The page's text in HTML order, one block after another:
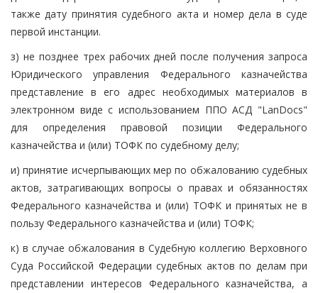
также дату принятия судебного акта и номер дела в суде
первой инстанции.
з) не позднее трех рабочих дней после получения запроса
Юридического управления Федерального казначейства
представление в его адрес необходимых материалов в
электронном виде с использованием ППО АСД "LanDocs"
для определения правовой позиции Федерального
казначейства и (или) ТОФК по судебному делу;
и) принятие исчерпывающих мер по обжалованию судебных
актов, затрагивающих вопросы о правах и обязанностях
Федерального казначейства и (или) ТОФК и принятых не в
пользу Федерального казначейства и (или) ТОФК;
к) в случае обжалования в Судебную коллегию Верховного
Суда Российской Федерации судебных актов по делам при
представлении интересов Федерального казначейства, а